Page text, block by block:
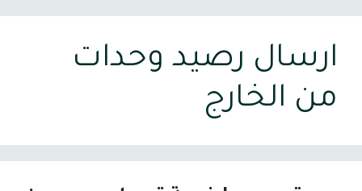
ارسال رصيد وحدات
من الخارج